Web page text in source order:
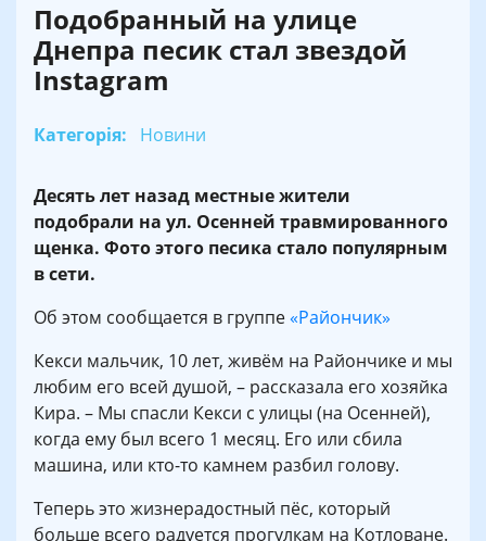
Подобранный на улице
Днепра песик стал звездой
Instagram
Категорія: Новини
Десять лет назад местные жители
подобрали на ул. Осенней травмированного
щенка. Фото этого песика стало популярным
в сети.
Об этом сообщается в группе«Райончик»
Кекси мальчик, 10 лет, живём на Райончике и мы
любим его всей душой, – рассказала его хозяйка
Кира. – Мы спасли Кекси с улицы (на Осенней),
когда ему был всего 1 месяц. Его или сбила
машина, или кто-то камнем разбил голову.
Теперь это жизнерадостный пёс, который
больше всего радуется прогулкам на Котловане.